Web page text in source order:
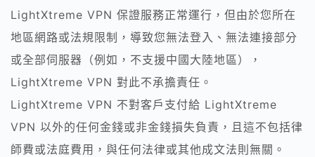
LightXtreme VPN 保證服務正常運行，但由於您所在
地區網路或法規限制，導致您無法登入、無法連接部分
或全部伺服器（例如，不支援中國大陸地區），
LightXtreme VPN 對此不承擔責任。
LightXtreme VPN 不對客戶支付給 LightXtreme
VPN 以外的任何金錢或非金錢損失負責，且這不包括律
師費或法庭費用，與任何法律或其他成文法則無關。